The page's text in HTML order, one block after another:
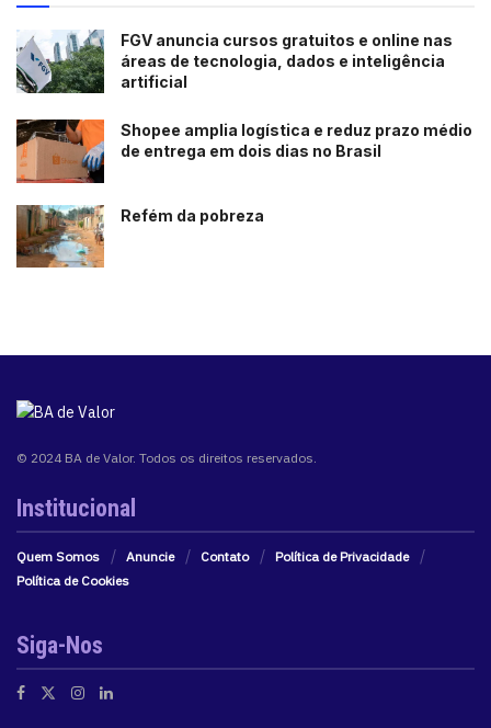
FGV anuncia cursos gratuitos e online nas
áreas de tecnologia, dados e inteligência
artificial
Shopee amplia logística e reduz prazo médio
de entrega em dois dias no Brasil
Refém da pobreza
© 2024 BA de Valor. Todos os direitos reservados.
Institucional
Quem Somos Anuncie Contato
Política de Privacidade
Política de Cookies
Siga-Nos